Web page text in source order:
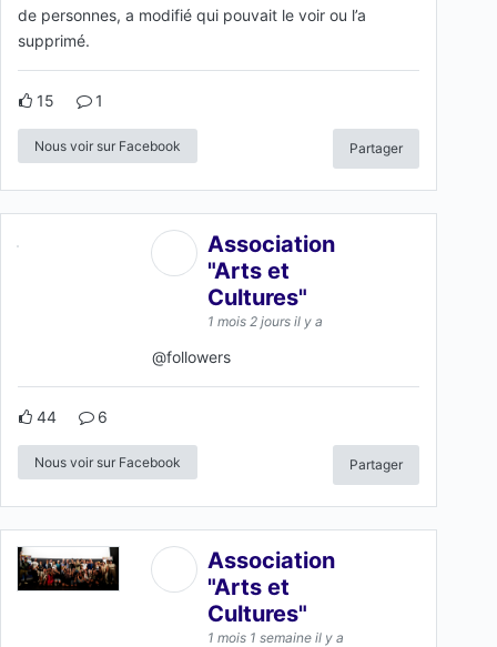
de personnes, a modifié qui pouvait le voir ou l’a
supprimé.
15 1
Nous voir sur Facebook Partager
Association
"Arts et
Cultures"
1 mois 2 jours il y a
@followers
44 6
Nous voir sur Facebook Partager
Association
"Arts et
Cultures"
1 mois 1 semaine il y a